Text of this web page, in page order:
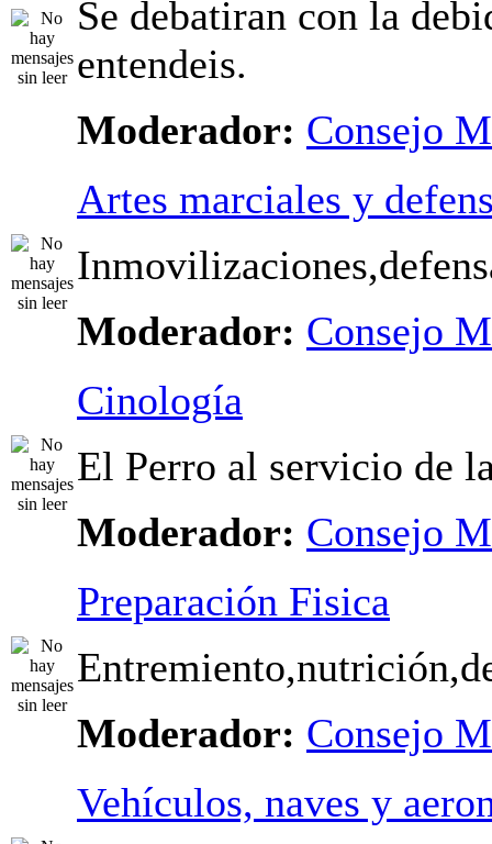
Se debatiran con la
entendeis.
Moderador: Consejo
Artes marciales y
Moderador: Consejo
Cinología
El Perro al servicio de
Moderador: Consejo
Preparación Fisica
Moderador: Consejo
Vehículos, naves y